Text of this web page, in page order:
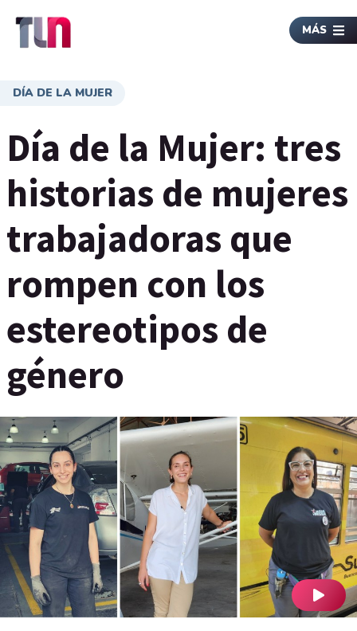
MÁS
DÍA DE LA MUJER
Día de la Mujer: tres
historias de mujeres
trabajadoras que
rompen con los
estereotipos de
género